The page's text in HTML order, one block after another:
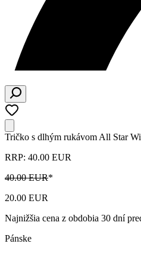
Tričko s dlhým rukávom All Star
RRP: 40.00 EUR
40.00 EUR*
20.00 EUR
Najnižšia cena z obdobia 30 dní
Pánske